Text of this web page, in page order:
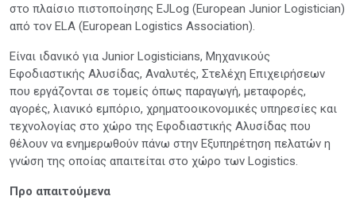
στο πλαίσιο πιστοποίησης EJLog (European Junior Logistician)
από τον ELA (European Logistics Association).
Είναι ιδανικό για Junior Logisticians, Μηχανικούς
Εφοδιαστικής Αλυσίδας, Αναλυτές, Στελέχη Επιχειρήσεων
που εργάζονται σε τομείς όπως παραγωγή, μεταφορές,
αγορές, λιανικό εμπόριο, χρηματοοικονομικές υπηρεσίες και
τεχνολογίας στο χώρο της Εφοδιαστικής Αλυσίδας που
θέλουν να ενημερωθούν πάνω στην Εξυπηρέτηση πελατών η
γνώση της οποίας απαιτείται στο χώρο των Logistics.
Προ απαιτούμενα